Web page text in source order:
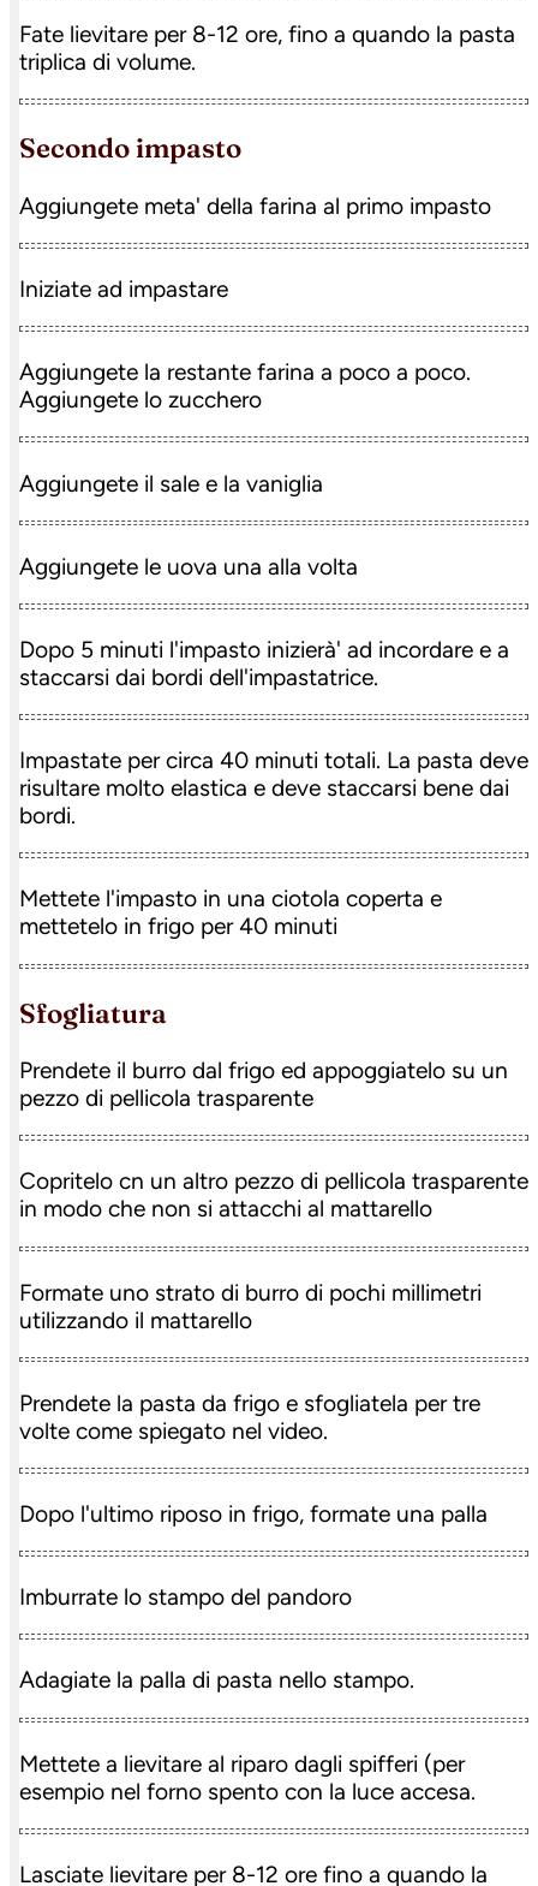
Fate lievitare per 8-12 ore, fino a quando la pasta
triplica di volume.
secondo impasto
Aggiungete meta' della farina al primo impasto
Iniziate ad impastare
Aggiungete la restante farina a poco a poco.
Aggiungete lo zucchero
Aggiungete il sale e la vaniglia
Aggiungete le uova una alla volta
Dopo 5 minuti l'impasto inizierà' ad incordare e a
staccarsi dai bordi dell'impastatrice.
Impastate per circa 40 minuti totali. La pasta deve
risultare molto elastica e deve staccarsi bene dai
bordi.
Mettete l'impasto in una ciotola coperta e
mettetelo in frigo per 40 minuti
sfogliatura
Prendete il burro dal frigo ed appoggiatelo su un
pezzo di pellicola trasparente
Copritelo cn un altro pezzo di pellicola trasparente
in modo che non si attacchi al mattarello
Formate uno strato di burro di pochi millimetri
utilizzando il mattarello
Prendete la pasta da frigo e sfogliatela per tre
volte come spiegato nel video.
Dopo l'ultimo riposo in frigo, formate una palla
Imburrate lo stampo del pandoro
Adagiate la palla di pasta nello stampo.
Mettete a lievitare al riparo dagli spifferi (per
esempio nel forno spento con la luce accesa.
Lasciate lievitare per 8-12 ore fino a quando la